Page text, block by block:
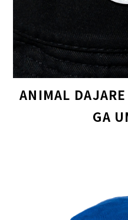
ANIMAL
GA